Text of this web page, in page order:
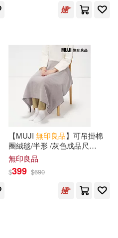
【MUJI 無印良品】可吊掛棉
圈絨毯/半形 /灰色成品尺
寸:W140×L100 cm
無印良品
$399 $690